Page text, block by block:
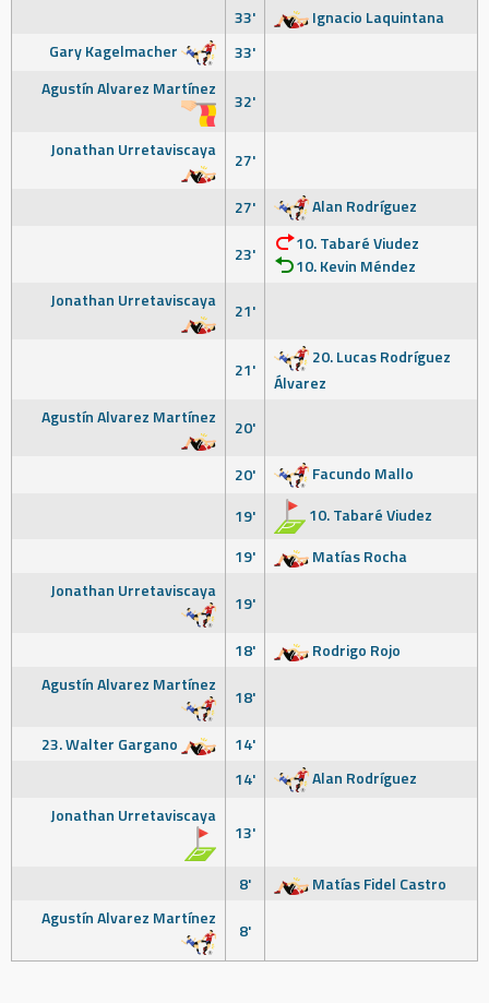
33'
Ignacio Laquintana
Gary Kagelmacher
33'
Agustín Alvarez Martínez
32'
Jonathan Urretaviscaya 27'
27' Alan Rodríguez
23'
10. Tabaré Viudez
10. Kevin Méndez
Jonathan Urretaviscaya
21'
21'
20. Lucas Rodríguez
Álvarez
Agustín Alvarez Martínez
20'
20'
Facundo Mallo
19'
10. Tabaré Viudez
19'
Matías Rocha
Jonathan Urretaviscaya
19'
18'
Rodrigo Rojo
Agustín Alvarez Martínez
18'
23. Walter Gargano
14'
14'
Alan Rodríguez
Jonathan Urretaviscaya
13'
8'
Matías Fidel Castro
Agustín Alvarez Martínez
8'